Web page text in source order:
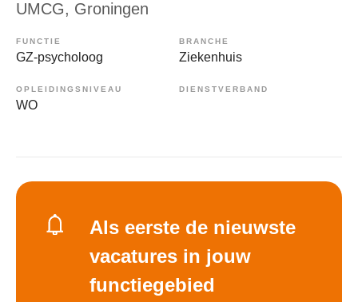
UMCG, Groningen
FUNCTIE
GZ-psycholoog
BRANCHE
Ziekenhuis
OPLEIDINGSNIVEAU
WO
DIENSTVERBAND
Als eerste de nieuwste
vacatures in jouw
functiegebied